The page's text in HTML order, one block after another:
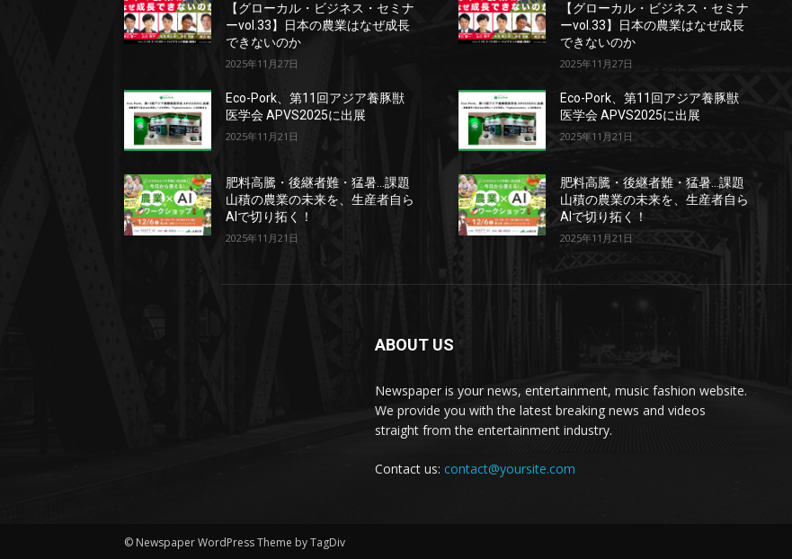
【グローカル・ビジネス・セミナ
ーvol.33】日本の農業はなぜ成長
できないのか
2025年11月27日
Eco-Pork、第11回アジア養豚獣
医学会 APVS2025に出展
2025年11月21日
肥料高騰・後継者難・猛暑…課題
山積の農業の未来を、生産者自ら
AIで切り拓く！
2025年11月21日
【グローカル・ビジネス・セミナ
ーvol.33】日本の農業はなぜ成長
できないのか
2025年11月27日
Eco-Pork、第11回アジア養豚獣
医学会 APVS2025に出展
2025年11月21日
肥料高騰・後継者難・猛暑…課題
山積の農業の未来を、生産者自ら
AIで切り拓く！
2025年11月21日
ABOUT US
Newspaper is your news, entertainment, music fashion website.
We provide you with the latest breaking news and videos
straight from the entertainment industry.
Contact us: contact@yoursite.com
© Newspaper WordPress Theme by TagDiv